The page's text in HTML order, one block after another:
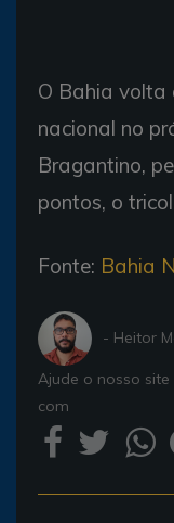
O Bahia volta
nacional no
Bragantino,
pontos, o
Fonte: Bahia
- Heitor
Ajude o nosso
com